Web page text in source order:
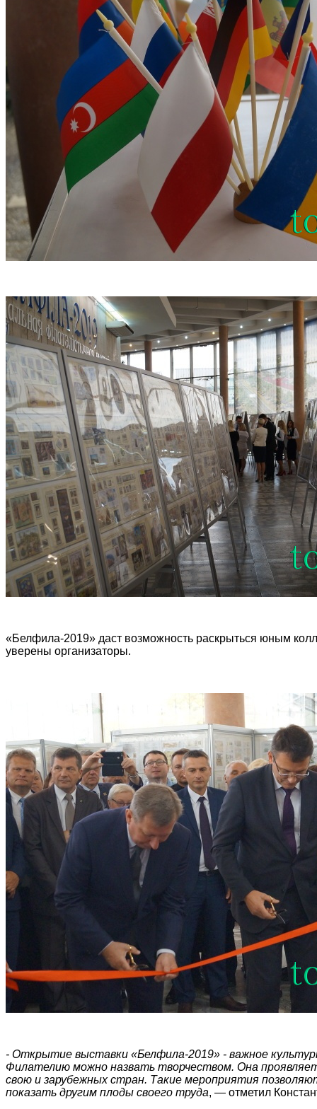
«Белфила-2019» даст возможность раскрыться юным
уверены организаторы.
- Открытие выставки «Белфила-2019» - важное
Филателию можно назвать творчеством. Она
свою и зарубежных стран. Такие мероприятия
показать другим плоды своего труда, — отметил